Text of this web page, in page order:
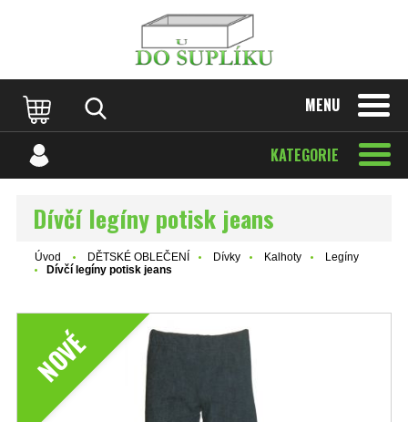
MENU
KATEGORIE
Dívčí legíny potisk jeans
Úvod DĚTSKÉ OBLEČENÍ Dívky Kalhoty
Legíny
Dívčí legíny potisk jeans
NOVÉ